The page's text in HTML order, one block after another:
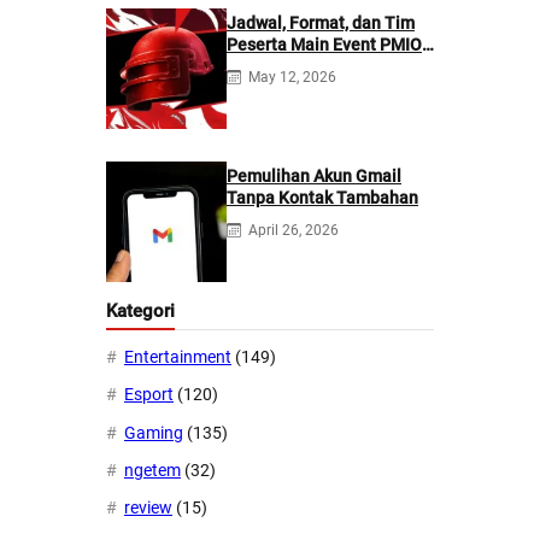
Jadwal, Format, dan Tim
Peserta Main Event PMIO
2026
May 12, 2026
Pemulihan Akun Gmail
Tanpa Kontak Tambahan
April 26, 2026
Kategori
Entertainment (149)
Esport (120)
Gaming (135)
ngetem (32)
review (15)